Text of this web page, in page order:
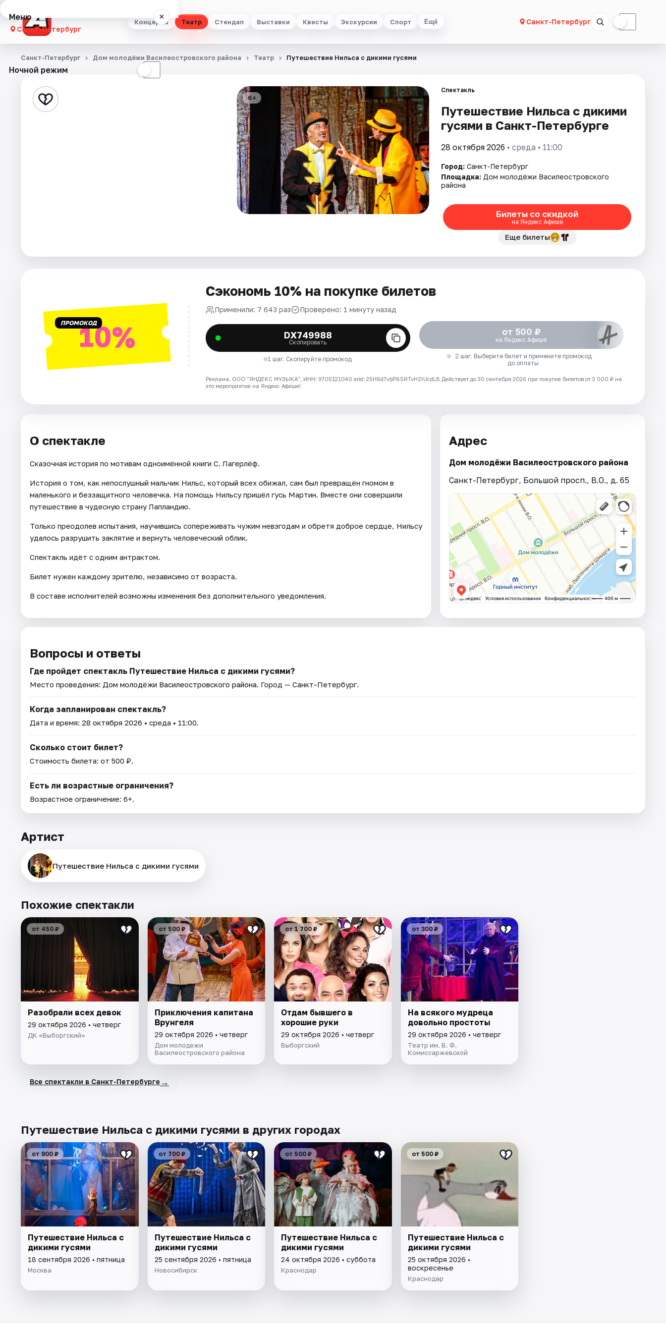
Концерты Театр Стендап Выставки Квесты Экскурсии Спорт Ещё Санкт-Петербург ☾
Меню ×
Санкт-Петербург
Концерты
Стендап
Рейтинги
Ночной режим ☾
Санкт-Петербург Дом молодёжи Василеостровского района Театр Путешествие Нильса с дикими гусями
6+
Спектакль
Путешествие Нильса с дикими
гусями в Санкт-Петербурге
28 октября 2026 • среда • 11:00
Город: Санкт-Петербург
Площадка: Дом молодёжи Василеостровского
района
Билеты со скидкой
на Яндекс Афише
Еще билеты
ПРОМОКОД10%
Сэкономь 10% на покупке билетов
Применили: 7 643 раз Проверено: 1 минуту назад
DX749988
Скопировать
1 шаг. Скопируйте промокод
от 500 ₽
на Яндекс Афише
2 шаг. Выберите билет и примените промокод
до оплаты
Реклама. ООО "ЯНДЕКС МУЗЫКА", ИНН: 9705121040 erid: 25H8d7vbP8SRTvHZrUcdLB Действует до 30 сентября 2026 при покупке билетов от 3 000 ₽ на
это мероприятие на Яндекс Афише!
О спектакле
Сказочная история по мотивам одноимённой книги С. Лагерлёф.
История о том, как непослушный мальчик Нильс, который всех обижал, сам был превращён гномом в
маленького и беззащитного человечка. На помощь Нильсу пришёл гусь Мартин. Вместе они совершили
путешествие в чудесную страну Лапландию.
Только преодолев испытания, научившись сопереживать чужим невзгодам и обретя доброе сердце, Нильсу
удалось разрушить заклятие и вернуть человеческий облик.
Спектакль идёт с одним антрактом.
Билет нужен каждому зрителю, независимо от возраста.
В составе исполнителей возможны изменения без дополнительного уведомления.
Адрес
Дом молодёжи Василеостровского района
Санкт-Петербург, Большой просп., В.О., д. 65
Вопросы и ответы
Где пройдет спектакль Путешествие Нильса с дикими гусями?
Место проведения: Дом молодёжи Василеостровского района. Город — Санкт-Петербург.
Когда запланирован спектакль?
Дата и время: 28 октября 2026 • среда • 11:00.
Сколько стоит билет?
Стоимость билета: от 500 ₽.
Есть ли возрастные ограничения?
Возрастное ограничение: 6+.
Артист
Путешествие Нильса с дикими гусями
Похожие спектакли
от 450 ₽
Разобрали всех девок
29 октября 2026 • четверг
ДК «Выборгский»
от 500 ₽
Приключения капитана
Врунгеля
29 октября 2026 • четверг
Дом молодежи
Василеостровского района
от 1 700 ₽
Отдам бывшего в
хорошие руки
29 октября 2026 • четверг
Выборгский
от 300 ₽
На всякого мудреца
довольно простоты
29 октября 2026 • четверг
Театр им. В. Ф.
Комиссаржевской
Все спектакли в Санкт-Петербурге →
Путешествие Нильса с дикими гусями в других городах
от 900 ₽
Путешествие Нильса с
дикими гусями
18 сентября 2026 • пятница
Москва
от 700 ₽
Путешествие Нильса с
дикими гусями
25 сентября 2026 • пятница
Новосибирск
от 500 ₽
Путешествие Нильса с
дикими гусями
24 октября 2026 • суббота
Краснодар
от 500 ₽
Путешествие Нильса с
дикими гусями
25 октября 2026 •
воскресенье
Краснодар